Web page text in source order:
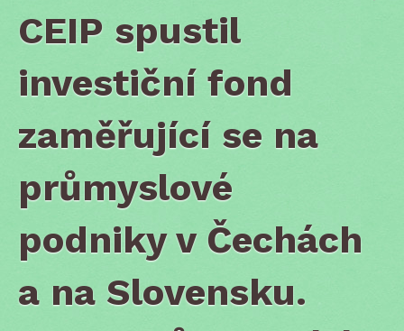
CEIP spustil
investiční fond
zaměřující se na
průmyslové
podniky v Čechách
a na Slovensku.